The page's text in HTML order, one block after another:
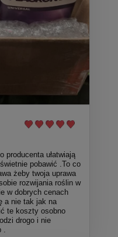
producenta ułatwiają
pobawić .To co
żeby twoja uprawa
rozwijania roślin w
w dobrych cenach
a nie tak jak na
te koszty osobno
drogo i nie